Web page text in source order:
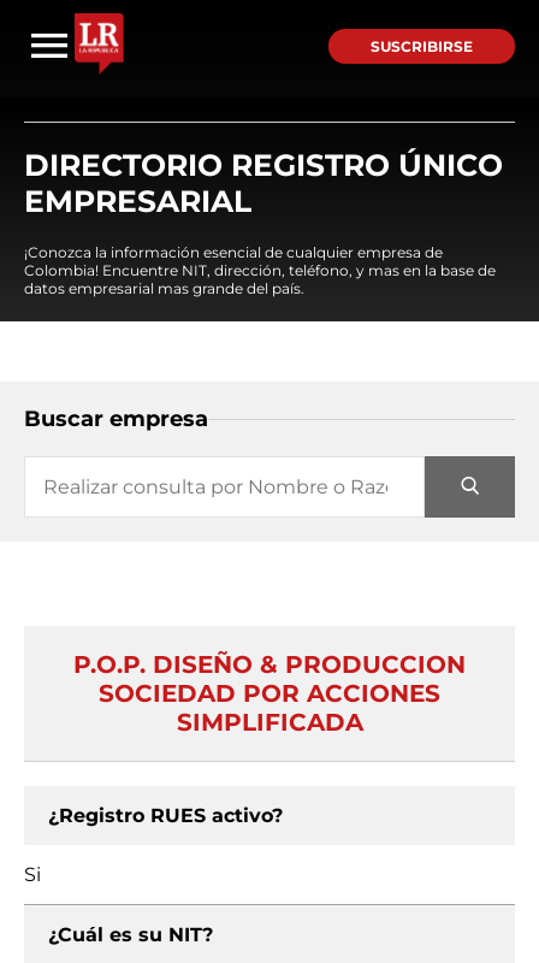
SUSCRIBIRSE
DIRECTORIO REGISTRO ÚNICO
EMPRESARIAL
¡Conozca la información esencial de cualquier empresa de
Colombia! Encuentre NIT, dirección, teléfono, y mas en la base de
datos empresarial mas grande del país.
Buscar empresa
P.O.P. DISEÑO & PRODUCCION
SOCIEDAD POR ACCIONES
SIMPLIFICADA
¿Registro RUES activo?
Si
¿Cuál es su NIT?